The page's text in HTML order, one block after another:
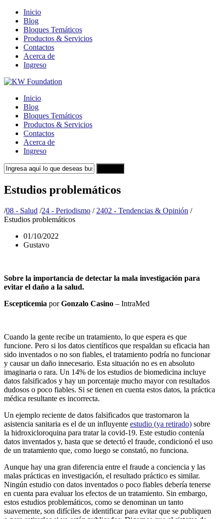
Inicio
Blog
Bloques Temáticos
Productos & Servicios
Contactos
Acerca de
Ingreso
Inicio
Blog
Bloques Temáticos
Productos & Servicios
Contactos
Acerca de
Ingreso
Estudios problemáticos
/08 - Salud /24 - Periodismo / 2402 - Tendencias & Opinión /
Estudios problemáticos
01/10/2022
Gustavo
Sobre la importancia de detectar la mala investigación para
evitar el daño a la salud.
Escepticemia porGonzalo Casino – IntraMed
Cuando la gente recibe un tratamiento, lo que espera es que
funcione. Pero si los datos científicos que respaldan su eficacia han
sido inventados o no son fiables, el tratamiento podría no funcionar
y causar un daño innecesario. Esta situación no es en absoluto
imaginaria o rara. Un 14% de los estudios de biomedicina incluye
datos falsificados y hay un porcentaje mucho mayor con resultados
dudosos o poco fiables. Si se tienen en cuenta estos datos, la práctica
médica resultante es incorrecta.
Un ejemplo reciente de datos falsificados que trastornaron la
asistencia sanitaria es el de un influyente estudio (ya retirado) sobre
la hidroxicloroquina para tratar la covid-19. Este estudio contenía
datos inventados y, hasta que se detectó el fraude, condicionó el uso
de un tratamiento que, como luego se constató, no funciona.
Aunque hay una gran diferencia entre el fraude a conciencia y las
malas prácticas en investigación, el resultado práctico es similar.
Ningún estudio con datos inventados o poco fiables debería tenerse
en cuenta para evaluar los efectos de un tratamiento. Sin embargo,
estos estudios problemáticos, como se denominan un tanto
suavemente, son difíciles de identificar para evitar que se publiquen